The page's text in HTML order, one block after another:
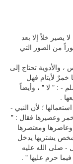
يصير خلاً إلا بعد
من الصور التي
والأدوية تحتاج إلى
خمرٌ لأيتام فهل
- : " لا " ، وأيضاً
.
؛ لأن النبي -
وعصيرها فقال : "
وعاصرها ومعتصرها
يشتريها يدخل
- صلى الله عليه
حرم عليها " .